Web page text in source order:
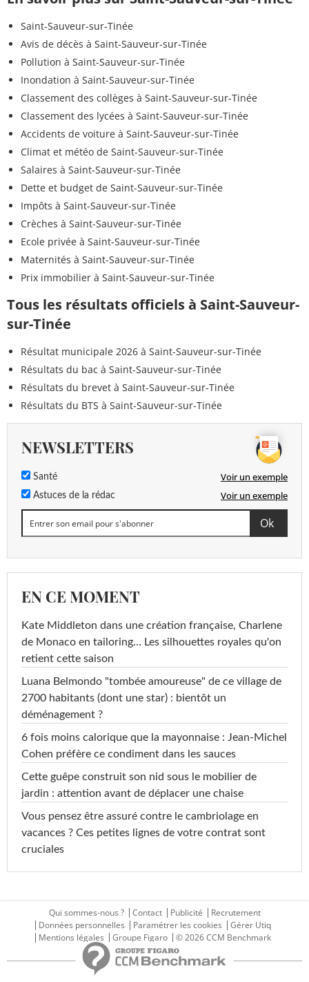
Saint-Sauveur-sur-Tinée
Avis de décès à Saint-Sauveur-sur-Tinée
Pollution à Saint-Sauveur-sur-Tinée
Inondation à Saint-Sauveur-sur-Tinée
Classement des collèges à Saint-Sauveur-sur-Tinée
Classement des lycées à Saint-Sauveur-sur-Tinée
Accidents de voiture à Saint-Sauveur-sur-Tinée
Climat et météo de Saint-Sauveur-sur-Tinée
Salaires à Saint-Sauveur-sur-Tinée
Dette et budget de Saint-Sauveur-sur-Tinée
Impôts à Saint-Sauveur-sur-Tinée
Crèches à Saint-Sauveur-sur-Tinée
Ecole privée à Saint-Sauveur-sur-Tinée
Maternités à Saint-Sauveur-sur-Tinée
Prix immobilier à Saint-Sauveur-sur-Tinée
Tous les résultats officiels à Saint-Sauveur-
sur-Tinée
Résultat municipale 2026 à Saint-Sauveur-sur-Tinée
Résultats du bac à Saint-Sauveur-sur-Tinée
Résultats du brevet à Saint-Sauveur-sur-Tinée
Résultats du BTS à Saint-Sauveur-sur-Tinée
NEWSLETTERS
Santé Voir un exemple
Astuces de la rédac Voir un exemple
EN CE MOMENT
Kate Middleton dans une création française, Charlene
de Monaco en tailoring… Les silhouettes royales qu'on
retient cette saison
Luana Belmondo "tombée amoureuse" de ce village de
2700 habitants (dont une star) : bientôt un
déménagement ?
6 fois moins calorique que la mayonnaise : Jean-Michel
Cohen préfère ce condiment dans les sauces
Cette guêpe construit son nid sous le mobilier de
jardin : attention avant de déplacer une chaise
Vous pensez être assuré contre le cambriolage en
vacances ? Ces petites lignes de votre contrat sont
cruciales
Qui sommes-nous ? Contact Publicité
Recrutement
Données personnelles
Paramétrer les cookies
Gérer Utiq
Mentions légales
Groupe Figaro © 2026 CCM Benchmark